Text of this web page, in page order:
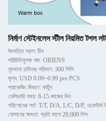
নির্মাণ স্টেইনলেস স্টীল নিয়মিত টগল
উৎপত্তি স্থল: চীন
পরিচিতিমুলক নাম: ORIENS
ন্যূনতম চাহিদার পরিমাণ: 300 পিসি
মূল্য: USD 0.09~0.99 pro PCS
প্যাকেজিং বিবরণ: কার্টুন
ডেলিভারি সময়: 8-15 কাজের দিন
পরিশোধের শর্ত: T/T, D/A, L/C, D/P, ওয়েস্টার্ন
যোগানের ক্ষমতা: প্রতি মাসে 20,000 পিস